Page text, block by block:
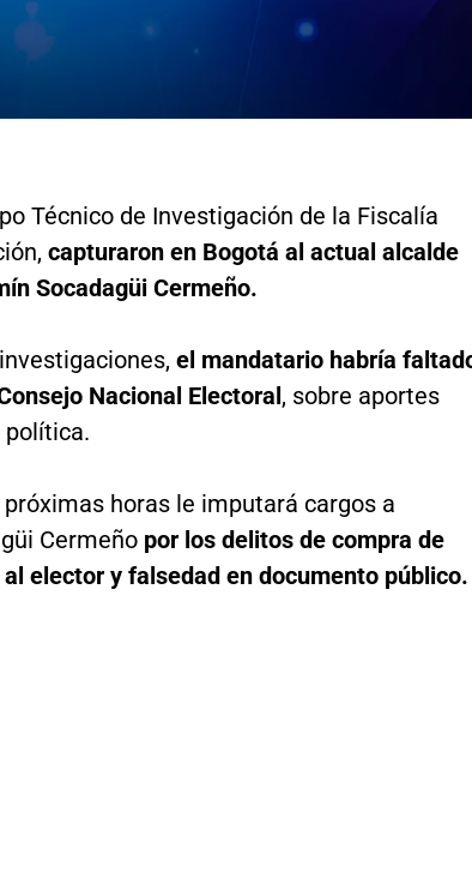
Técnico de Investigación de la Fiscalía
capturaron en Bogotá al actual alcalde
Socadagüi Cermeño.
el mandatario habría
Nacional Electoral, sobre aportes
política.
horas le imputará cargos a
Cermeñopor los delitos de compra de
elector y falsedad en documento público.